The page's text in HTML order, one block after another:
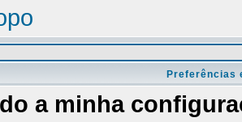
Preferências
a minha